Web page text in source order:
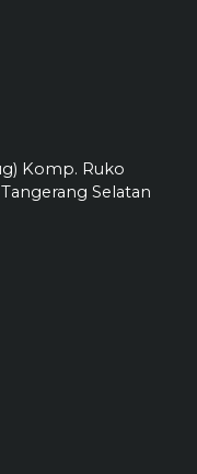
Komp. Ruko
Selatan